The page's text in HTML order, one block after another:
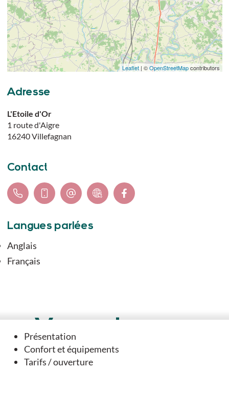
Présentation
Confort et équipements
Tarifs / ouverture
Leaflet| ©OpenStreetMapcontributors
Adresse
L'Etoile d'Or
1 route d'Aigre
16240Villefagnan
Contact
Langues parlées
Anglais
Français
Vous aimerez
aussi